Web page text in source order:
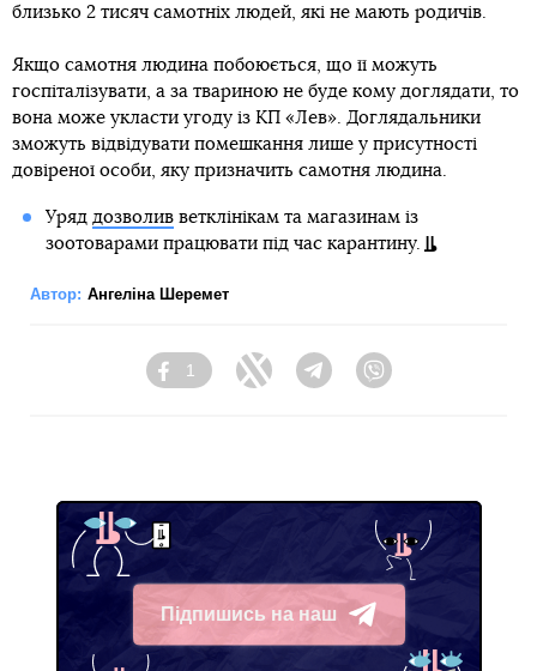
близько 2 тисяч самотніх людей, які не мають родичів.
Якщо самотня людина побоюється, що її можуть
госпіталізувати, а за твариною не буде кому доглядати, то
вона може укласти угоду із КП «Лев». Доглядальники
зможуть відвідувати помешкання лише у присутності
довіреної особи, яку призначить самотня людина.
Уряд дозволивветклінікам та магазинам із
зоотоварами працювати під час карантину.
Автор: Ангеліна Шеремет
Facebook
1
Twitter TelegramViber
Підпишись на наш
Telegram